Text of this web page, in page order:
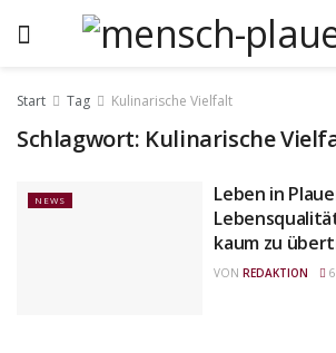
Start Tag Kulinarische Vielfalt
Schlagwort: Kulinarische
NEWS
Leben in
kaum zu
VON REDAKTION